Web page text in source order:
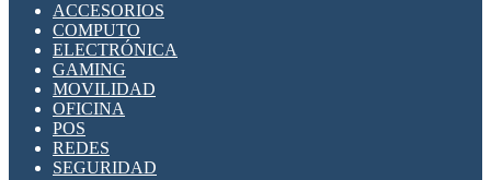
SUPRESOR DE TRANSIENTES SPDS PARA
APLICACIONES FOTOVOLTAICAS
ACCESORIOS
COMPUTO
ELECTRÓNICA
GAMING
MOVILIDAD
OFICINA
POS
REDES
SEGURIDAD